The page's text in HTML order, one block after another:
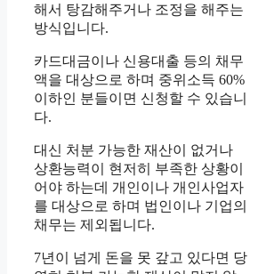
해서 탕감해주거나 조정을 해주는
방식입니다.
카드대금이나 신용대출 등의 채무
액을 대상으로 하며 중위소득 60%
이하인 분들이면 신청할 수 있습니
다.
대신 처분 가능한 재산이 없거나
상환능력이 현저히 부족한 상황이
어야 하는데 개인이나 개인사업자
를 대상으로 하며 법인이나 기업의
채무는 제외됩니다.
7년이 넘게 돈을 못 갚고 있다면 당